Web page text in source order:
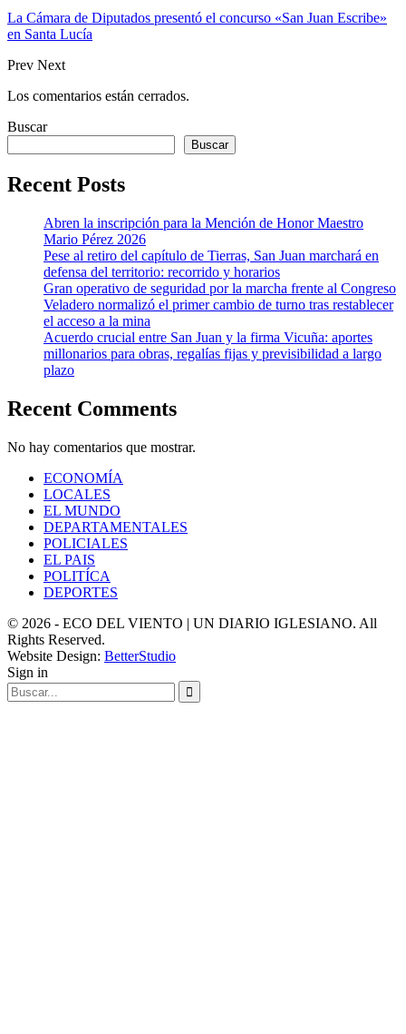
La Cámara de Diputados presentó el concurso «San Juan Escribe»
en Santa Lucía
Prev Next
Los comentarios están cerrados.
Buscar
Buscar
Recent Posts
Abren la inscripción para la Mención de Honor Maestro
Mario Pérez 2026
Pese al retiro del capítulo de Tierras, San Juan marchará en
defensa del territorio: recorrido y horarios
Gran operativo de seguridad por la marcha frente al Congreso
Veladero normalizó el primer cambio de turno tras restablecer
el acceso a la mina
Acuerdo crucial entre San Juan y la firma Vicuña: aportes
millonarios para obras, regalías fijas y previsibilidad a largo
plazo
Recent Comments
No hay comentarios que mostrar.
ECONOMÍA
LOCALES
EL MUNDO
DEPARTAMENTALES
POLICIALES
EL PAIS
POLITÍCA
DEPORTES
© 2026 - ECO DEL VIENTO | UN DIARIO IGLESIANO. All
Rights Reserved.
Website Design: BetterStudio
Sign in